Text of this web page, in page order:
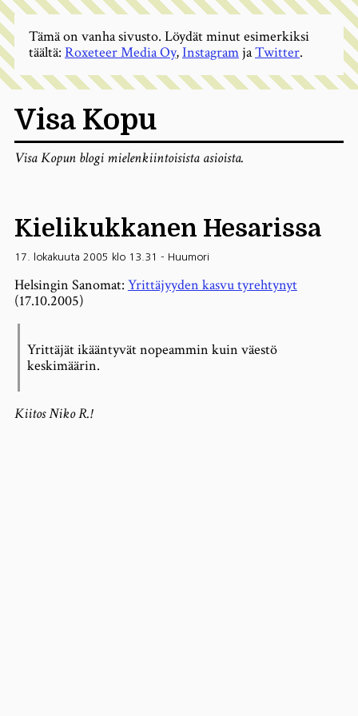
Visa Kopu
Visa Kopun blogi mielenkiintoisista asioista.
Kielikukkanen Hesarissa
17. lokakuuta 2005 klo 13.31 - Huumori
Helsingin Sanomat: Yrittäjyyden kasvu tyrehtynyt
(17.10.2005)
Yrittäjät ikääntyvät nopeammin kuin väestö
keskimäärin.
Kiitos Niko R.!
Tämä on vanha sivusto. Löydät minut esimerkiksi
täältä: Roxeteer Media Oy,InstagramjaTwitter.